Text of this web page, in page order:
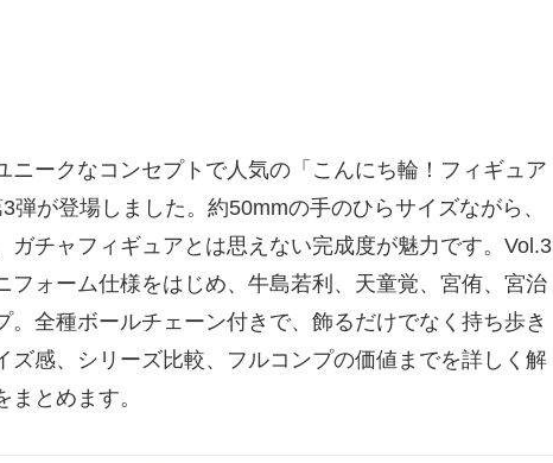
ニークなコンセプトで人気の「こんにち輪！フィギュア
弾が登場しました。約50mmの手のひらサイズながら、
チャフィギュアとは思えない完成度が魅力です。Vol.3
フォーム仕様をはじめ、牛島若利、天童覚、宮侑、宮治
全種ボールチェーン付きで、飾るだけでなく持ち歩き
ズ感、シリーズ比較、フルコンプの価値までを詳しく解
とめます。